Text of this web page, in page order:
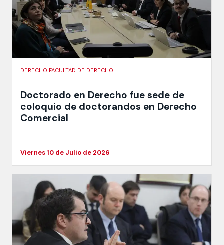
DERECHO FACULTAD DE DERECHO
Doctorado en Derecho fue sede de
coloquio de doctorandos en Derecho
Comercial
Viernes 10 de Julio de 2026